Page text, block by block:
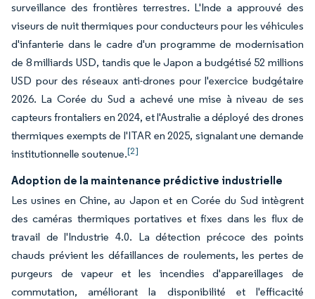
surveillance des frontières terrestres. L'Inde a approuvé des
viseurs de nuit thermiques pour conducteurs pour les véhicules
d'infanterie dans le cadre d'un programme de modernisation
de 8 milliards USD, tandis que le Japon a budgétisé 52 millions
USD pour des réseaux anti-drones pour l'exercice budgétaire
2026. La Corée du Sud a achevé une mise à niveau de ses
capteurs frontaliers en 2024, et l'Australie a déployé des drones
thermiques exempts de l'ITAR en 2025, signalant une demande
institutionnelle soutenue.[2]
Adoption de la maintenance prédictive industrielle
Les usines en Chine, au Japon et en Corée du Sud intègrent
des caméras thermiques portatives et fixes dans les flux de
travail de l'Industrie 4.0. La détection précoce des points
chauds prévient les défaillances de roulements, les pertes de
purgeurs de vapeur et les incendies d'appareillages de
commutation, améliorant la disponibilité et l'efficacité